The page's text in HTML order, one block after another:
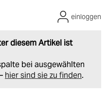
diesem Artikel ist
bei ausgewählten
hier sind sie zu finden.
einloggen